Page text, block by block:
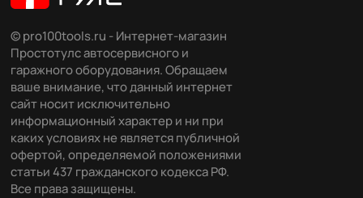
© pro100tools.ru - Интернет-магазин
Простотулс автосервисного и
гаражного оборудования. Обращаем
ваше внимание, что данный интернет
сайт носит исключительно
информационный характер и ни при
каких условиях не является публичной
офертой, определяемой положениями
статьи 437 гражданского кодекса РФ.
Все права защищены.